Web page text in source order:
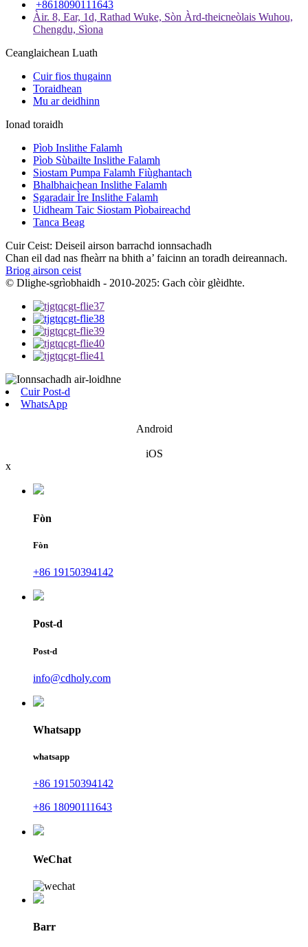
+8618090111643
Àir. 8, Ear, 1d, Rathad Wuke, Sòn Àrd-theicneòlais Wuhou,
Chengdu, Sìona
Ceanglaichean Luath
Cuir fios thugainn
Toraidhean
Mu ar deidhinn
Ionad toraidh
Pìob Inslithe Falamh
Pìob Sùbailte Inslithe Falamh
Siostam Pumpa Falamh Fiùghantach
Bhalbhaichean Inslithe Falamh
Sgaradair Ìre Inslithe Falamh
Uidheam Taic Siostam Pìobaireachd
Tanca Beag
Cuir Ceist: Deiseil airson barrachd ionnsachadh
Chan eil dad nas fheàrr na bhith a’ faicinn an toradh deireannach.
Briog airson ceist
© Dlighe-sgrìobhaidh - 2010-2025: Gach còir glèidhte.
Cuir Post-d
WhatsApp
Android
iOS
x
Fòn
Fòn
+86 19150394142
Post-d
Post-d
info@cdholy.com
Whatsapp
whatsapp
+86 19150394142
+86 18090111643
WeChat
Barr